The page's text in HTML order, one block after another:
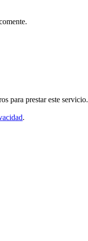
para prestar este servicio.
.